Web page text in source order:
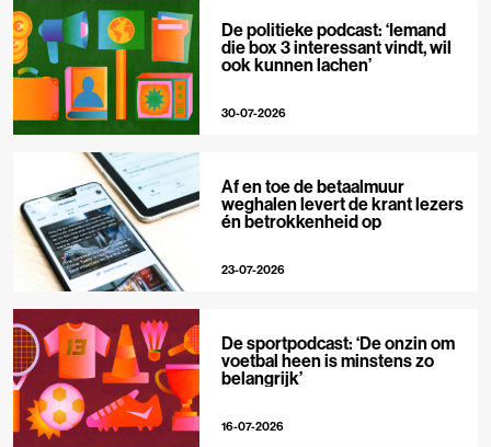
De politieke podcast: ‘Iemand
die box 3 interessant vindt, wil
ook kunnen lachen’
30-07-2026
Af en toe de betaalmuur
weghalen levert de krant lezers
én betrokkenheid op
23-07-2026
De sportpodcast: ‘De onzin om
voetbal heen is minstens zo
belangrijk’
16-07-2026